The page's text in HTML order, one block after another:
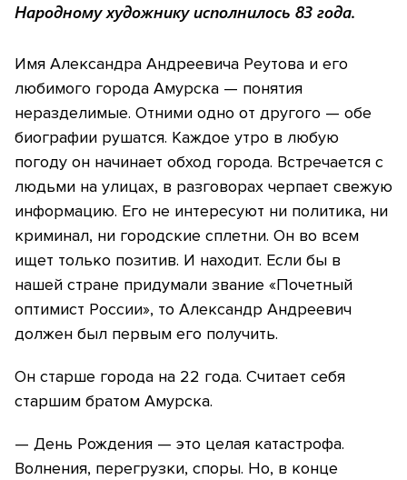
Народному художнику исполнилось 83 года.
Имя Александра Андреевича Реутова и его
любимого города Амурска — понятия
неразделимые. Отними одно от другого — обе
биографии рушатся. Каждое утро в любую
погоду он начинает обход города. Встречается с
людьми на улицах, в разговорах черпает свежую
информацию. Его не интересуют ни политика, ни
криминал, ни городские сплетни. Он во всем
ищет только позитив. И находит. Если бы в
нашей стране придумали звание «Почетный
оптимист России», то Александр Андреевич
должен был первым его получить.
Он старше города на 22 года. Считает себя
старшим братом Амурска.
— День Рождения — это целая катастрофа.
Волнения, перегрузки, споры. Но, в конце